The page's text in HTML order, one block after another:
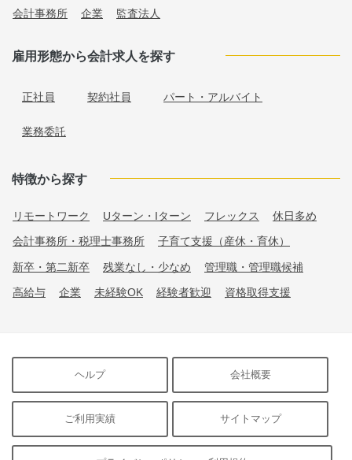
会計事務所 企業 監査法人
雇用形態から会計求人を探す
正社員 契約社員 パート・アルバイト
業務委託
特徴から探す
リモートワーク Uターン・Iターン フレックス 休日多め
会計事務所・税理士事務所 子育て支援（産休・育休）
新卒・第二新卒 残業なし・少なめ 管理職・管理職候補
高給与 企業 未経験OK 経験者歓迎 資格取得支援
ヘルプ 会社概要
ご利用実績 サイトマップ